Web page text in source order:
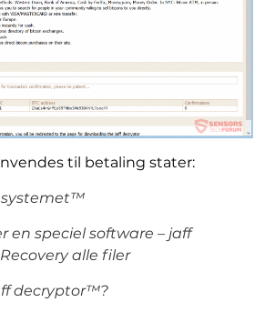
til betaling stater:
systemet™
en speciel software – jaff
alle filer
decryptor™?